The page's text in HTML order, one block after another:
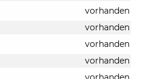
vorhanden
vorhanden
vorhanden
vorhanden